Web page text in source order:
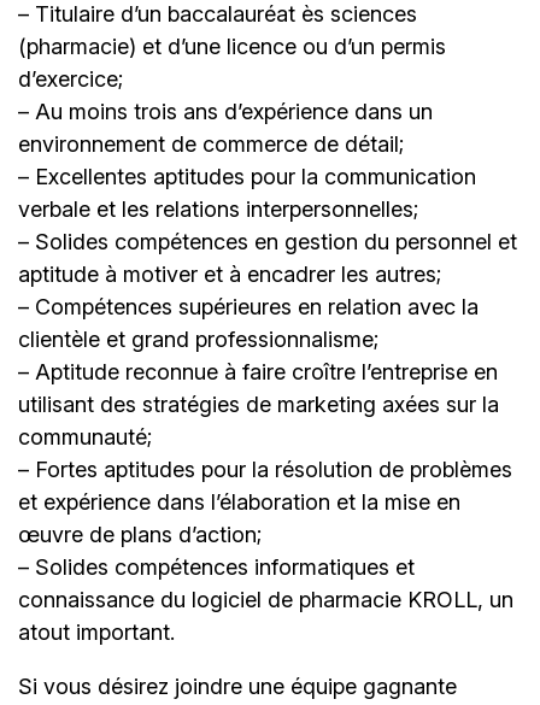
– Titulaire d’un baccalauréat ès sciences
(pharmacie) et d’une licence ou d’un permis
d’exercice;
– Au moins trois ans d’expérience dans un
environnement de commerce de détail;
– Excellentes aptitudes pour la communication
verbale et les relations interpersonnelles;
– Solides compétences en gestion du personnel et
aptitude à motiver et à encadrer les autres;
– Compétences supérieures en relation avec la
clientèle et grand professionnalisme;
– Aptitude reconnue à faire croître l’entreprise en
utilisant des stratégies de marketing axées sur la
communauté;
– Fortes aptitudes pour la résolution de problèmes
et expérience dans l’élaboration et la mise en
œuvre de plans d’action;
– Solides compétences informatiques et
connaissance du logiciel de pharmacie KROLL, un
atout important.
Si vous désirez joindre une équipe gagnante